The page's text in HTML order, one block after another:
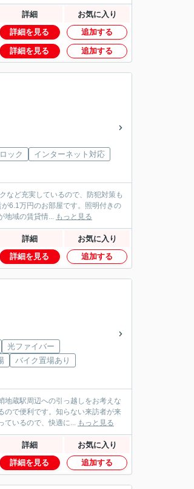
詳細 お気に入り
詳細を見る 追加する
詳細を見る 追加する
ック
インターネット対応
など充実しているので、防犯対策も
6.1万円のお部屋です。照明付きの
地域の賃貸情... もっと見る
詳細 お気に入り
詳細を見る 追加する
光ファイバー
バイク置場あり
地蔵駅周辺への引っ越しをお考えな
ので便利です。知らない来訪者が来
ているので、快適に... もっと見る
詳細 お気に入り
詳細を見る 追加する